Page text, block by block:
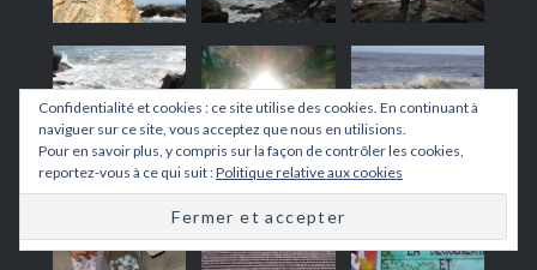
Confidentialité et cookies : ce site utilise des cookies. En continuant à
naviguer sur ce site, vous acceptez que nous en utilisions.
Pour en savoir plus, y compris sur la façon de contrôler les cookies,
reportez-vous à ce qui suit :Politique relative aux cookies